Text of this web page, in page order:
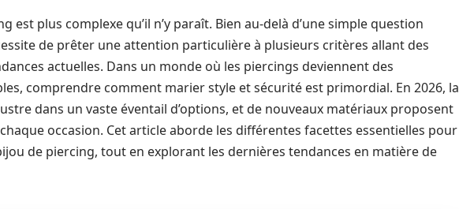
est plus complexe qu’il n’y paraît. Bien au-delà d’une simple question
de prêter une attention particulière à plusieurs critères allant des
actuelles. Dans un monde où les piercings deviennent des
comprendre comment marier style et sécurité est primordial. En 2026, la
dans un vaste éventail d’options, et de nouveaux matériaux proposent
occasion. Cet article aborde les différentes facettes essentielles pour
de piercing, tout en explorant les dernières tendances en matière de